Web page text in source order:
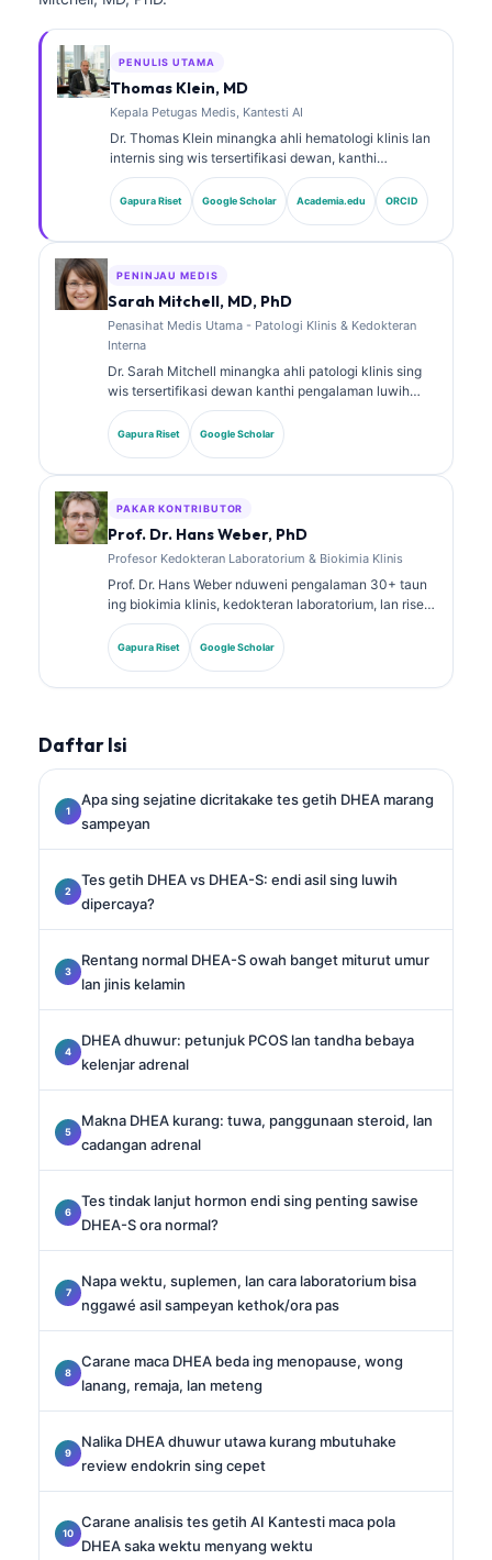
PENULIS UTAMA
Thomas Klein, MD
Kepala Petugas Medis, Kantesti AI
Dr. Thomas Klein minangka ahli hematologi klinis lan
internis sing wis tersertifikasi dewan, kanthi
pengalaman luwih saka 15 taun ing bidang
kedokteran laboratorium lan analisis klinis sing
dibantu AI. Minangka Chief Medical Officer ing
kepemilikan kasebut. Dr. Klein wis nerbitake akeh
babagan interpretasi biomarker lan diagnostik
Gapura Riset Google Scholar Academia.edu ORCID
PENINJAU MEDIS
Sarah Mitchell, MD, PhD
Penasihat Medis Utama - Patologi Klinis & Kedokteran
Interna
Dr. Sarah Mitchell minangka ahli patologi klinis sing
wis tersertifikasi dewan kanthi pengalaman luwih
saka 18 taun ing bidang kedokteran laboratorium lan
analisis diagnostik. Dheweke nduweni sertifikasi
spesialis ing kimia klinis lan wis akeh nerbitake
Gapura Riset Google Scholar
PAKAR KONTRIBUTOR
Prof. Dr. Hans Weber, PhD
Profesor Kedokteran Laboratorium & Biokimia Klinis
Prof. Dr. Hans Weber nduweni pengalaman 30+ taun
ing biokimia klinis, kedokteran laboratorium, lan riset
biomarker. Mantan Presiden saka German Society for
Clinical Chemistry, dheweke spesialis ing analisis
panel diagnostik, standarisasi biomarker, lan
Gapura Riset Google Scholar
Daftar Isi
Apa sing sejatine dicritakake tes getih DHEA marang
sampeyan
Tes getih DHEA vs DHEA-S: endi asil sing luwih
dipercaya?
Rentang normal DHEA-S owah banget miturut umur
lan jinis kelamin
DHEA dhuwur: petunjuk PCOS lan tandha bebaya
kelenjar adrenal
Makna DHEA kurang: tuwa, panggunaan steroid, lan
cadangan adrenal
Tes tindak lanjut hormon endi sing penting sawise
DHEA-S ora normal?
Napa wektu, suplemen, lan cara laboratorium bisa
nggawé asil sampeyan kethok/ora pas
Carane maca DHEA beda ing menopause, wong
lanang, remaja, lan meteng
Nalika DHEA dhuwur utawa kurang mbutuhake
review endokrin sing cepet
Carane analisis tes getih AI Kantesti maca pola
DHEA saka wektu menyang wektu